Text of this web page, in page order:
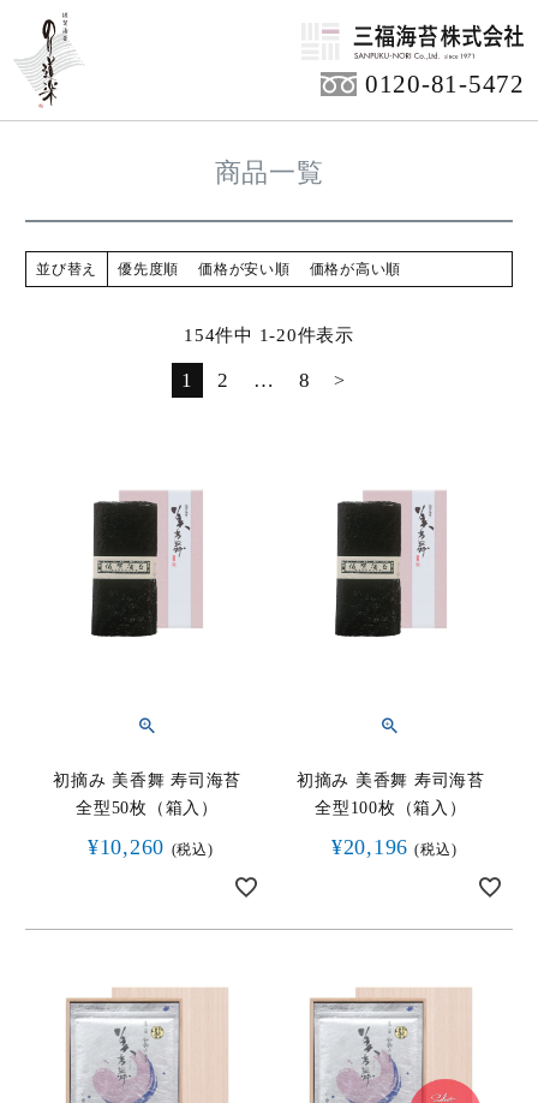
0120-81-5472
HOME
商品一覧
並び替え 優先度順 価格が安い順 価格が高い順
154件中 1-20件表示
1 2 … 8
初摘み 美香舞 寿司海苔
全型50枚（箱入）
¥10,260 税込
初摘み 美香舞 寿司海苔
全型100枚（箱入）
¥20,196 税込